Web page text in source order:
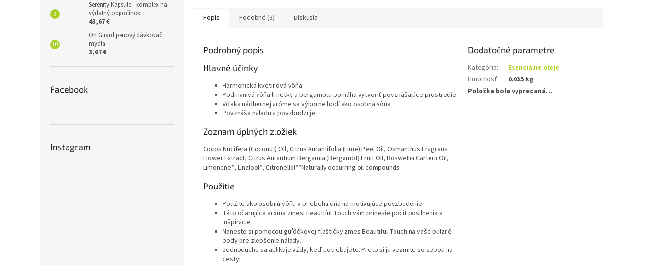
Serenity Kapsule - komplex na
výdatný odpočinok
43,67 €
On Guard penový dávkovač
mydla
3,67 €
Facebook
Instagram
starostlivosť o pleť,
ako si dopriaťbenefity
najexotickejšieho
kvetinového oleja.
Vzácny jazmínový olej-
"kráľ kvetov" s euforickou
Praktická guľôčková
aplikácia
- jednoduché a
presné nanášanie
✅Redukuje nedokonalosti-
podporuje čistú a žiarivú pleť
✅ Euforická vôňa -
povznášajúca osobná vôňa pre
pozitívnu náladu
✅ Cenovo dostupné
optimálne riedenie pre
dlhodobé použitie
Váš exotický spojenec pre
žiarivú pleť a povznášajúcu
atmosféru!
guľôčkovým aplikátorom.
horký pomaranč zo šupky
pomaranča. Hoci z toho istého
zdroja pochádzajú aj iné oleje,
neroli je medzi citrusovými
pokožky a redukciu výskytu
nedostatkov. Olej z neroli je
tiež známy tým, že podporuje
uvoľnenie a povznáša náladu.
Ľahko sa
✅ Praktická guľôčková
aplikácia- presné nanášanie
✅Podporuje hladšiu pleť
pomáha redukovať výskyt
podporuje mladistvejší vzhľad
pokožky
Váš luxusný spojenec pre
krásnu, žiarivú pleť každý deň!
Popis Podobné (3) Diskusia
Podrobný popis
Hlavné účinky
Harmonická kvetinová vôňa
Podmanivá vôňa limetky a bergamotu pomáha vytvoriť povznášajúce prostredie
Vďaka nádhernej aróme sa výborne hodí ako osobná vôňa
Povznáša náladu a povzbudzuje
Zoznam úplných zložiek
Cocos Nucifera (Coconut) Oil, Citrus Aurantifolia (Lime) Peel Oil, Osmanthus Fragrans
Flower Extract, Citrus Aurantium Bergamia (Bergamot) Fruit Oil, Boswellia Carterii Oil,
Limonene*, Linalool*, Citronellol**Naturally occurring oil compounds
Použitie
Použite ako osobnú vôňu v priebehu dňa na motivujúce povzbudenie
Táto očarujúca aróma zmesi Beautiful Touch vám prinesie pocit posilnenia a
inšpirácie
Naneste si pomocou guľôčkovej fľaštičky zmes Beautiful Touch na vaše pulzné
body pre zlepšenie nálady.
Jednoducho sa aplikuje vždy, keď potrebujete. Preto si ju vezmite so sebou na
cesty!
Dodatočné parametre
Kategória:
Esenciálne oleje
Hmotnosť:
0.035 kg
Položka bola vypredaná…